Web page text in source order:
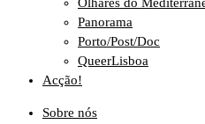
Panorama
Porto/Post/Doc
QueerLisboa
Acção!
Sobre nós